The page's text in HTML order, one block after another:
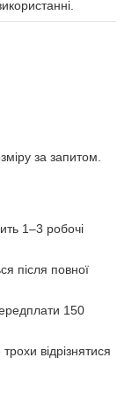
за запитом.
1–3 робочі
після повної
150
відрізнятися